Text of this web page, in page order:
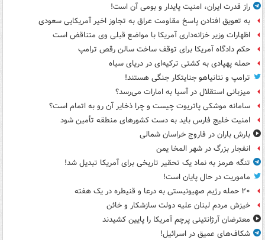
راز قدرت ایران، امنیت پایدار و بومی آن است!
به تعویق افتادن پاسخ مقاومت عراق به تجاوز اخیر آمریکایی سعودی
اظهارات وزیر خزانه‌داری آمریکا با مواضع قبلی وی متناقض است
حکم دادگاه آمریکا برای توقف ساخت سالن رقص ترامپ
حمله پهپادی به کشتی ترکیه‌ای در دریای سیاه
ترامپ و نتانیاهو جنایتکار جنگی هستند!
میزبانی استقلال در آسیا به امارات می‌رسد؟
سامانه موشکی پاتریوت چیست و چرا ذخایر آن رو به اتمام است؟
امنیت خلیج فارس باید به دست کشورهای منطقه تأمین شود
بارش باران در فاروج خراسان شمالی
انفجار بزرگ در شهر المخا یمن
تنگه هرمز به نماد یک تحقیر تاریخی برای آمریکا تبدیل شد!
ماموریت در حال پایان است!
۲۰ حمله رژیم صهیونیستی به درعا و قنیطره در یک هفته
خیزش مردم لبنان علیه دولت سازشکار و خائن
معترضان آرژانتینی پرچم آمریکا را پایین کشیدند
شکاف‌های عمیق در اسرائیل!